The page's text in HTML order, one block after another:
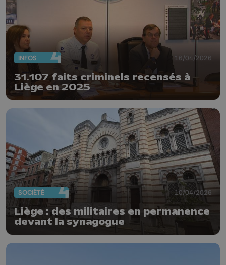
INFOS 16/04/2026
31.107 faits criminels recensés à
Liège en 2025
SOCIÉTÉ 10/04/2026
Liège : des militaires en permanence
devant la synagogue